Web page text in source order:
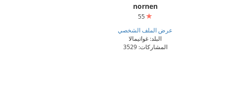
nornen
عرض الملف الشخصي
البلد: غواتيمالا
المشاركات: 3529